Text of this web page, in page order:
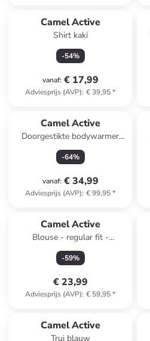
Camel Active
Shirt kaki
-54%
vanaf: € 17,99
Adviesprijs (AVP): € 39,95*
Camel Active
Doorgestikte bodywarmer
donkerblauw
-64%
vanaf: € 34,99
Adviesprijs (AVP): € 99,95*
Camel Active
Blouse - regular fit -
donkerblauw/lichtblauw
-59%
€ 23,99
Adviesprijs (AVP): € 59,95*
Camel Active
Trui blauw